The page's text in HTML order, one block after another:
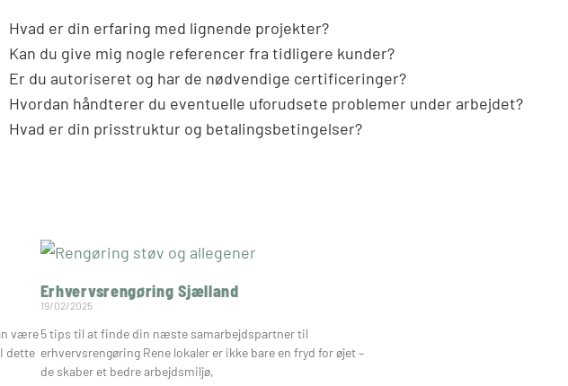
Hvad er din erfaring med lignende projekter?
Kan du give mig nogle referencer fra tidligere kunder?
Er du autoriseret og har de nødvendige certificeringer?
Hvordan håndterer du eventuelle uforudsete problemer under arbejdet?
Hvad er din prisstruktur og betalingsbetingelser?
være
dette
Erhvervsrengøring Sjælland
19/02/2025
5 tips til at finde din næste samarbejdspartner til
erhvervsrengøring Rene lokaler er ikke bare en fryd for øjet –
de skaber et bedre arbejdsmiljø,